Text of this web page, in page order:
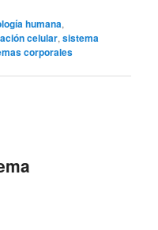
humana,
celular,sistema
corporales